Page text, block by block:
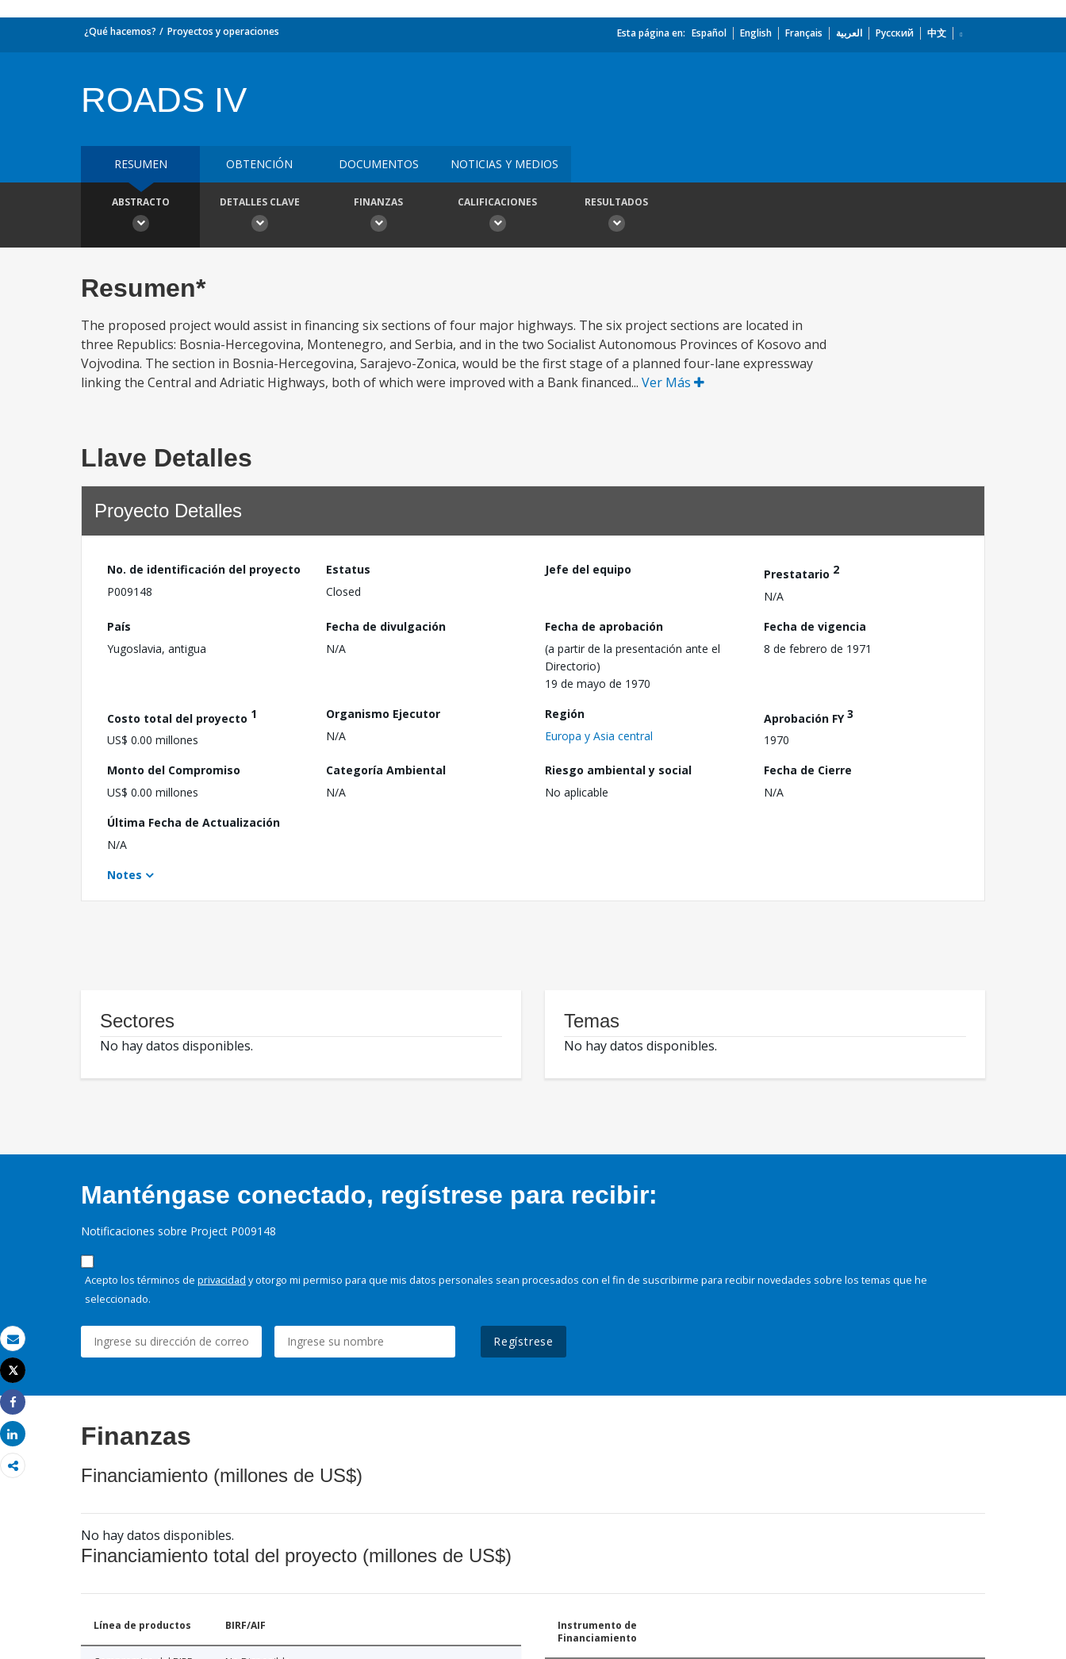
Correo electrónico
Imprimir
Tweet
Share
Share
¿Qué hacemos? Proyectos y operaciones Esta página en: Español English Français العربية Русский 中文
ROADS IV
RESUMEN OBTENCIÓN DOCUMENTOS NOTICIAS Y MEDIOS
ABSTRACTO DETALLES CLAVE FINANZAS CALIFICACIONES RESULTADOS
Resumen*
The proposed project would assist in financing six sections of four major highways. The six project sections are located in
three Republics: Bosnia-Hercegovina, Montenegro, and Serbia, and in the two Socialist Autonomous Provinces of Kosovo and
Vojvodina. The section in Bosnia-Hercegovina, Sarajevo-Zonica, would be the first stage of a planned four-lane expressway
linking the Central and Adriatic Highways, both of which were improved with a Bank financed... Ver Más
Llave Detalles
Proyecto Detalles
No. de identificación del proyecto
P009148
Estatus
Closed
Jefe del equipo Prestatario 2
N/A
País
Yugoslavia, antigua
Fecha de divulgación
N/A
Fecha de aprobación
(a partir de la presentación ante el
Directorio)
19 de mayo de 1970
Fecha de vigencia
8 de febrero de 1971
Costo total del proyecto 1
US$ 0.00 millones
Organismo Ejecutor
N/A
Región
Europa y Asia central
Aprobación FY3
1970
Monto del Compromiso
US$ 0.00 millones
Categoría Ambiental
N/A
Riesgo ambiental y social
No aplicable
Fecha de Cierre
N/A
Última Fecha de Actualización
N/A
Notes
Sectores
No hay datos disponibles.
Temas
No hay datos disponibles.
Manténgase conectado, regístrese para recibir:
Notificaciones sobre Project P009148
Acepto los términos de privacidad y otorgo mi permiso para que mis datos personales sean procesados con el fin de suscribirme para recibir novedades sobre los temas que he
seleccionado.
Regístrese
Finanzas
Financiamiento (millones de US$)
No hay datos disponibles.
Financiamiento total del proyecto (millones de US$)
Línea de productos BIRF/AIF
Instrumento de
Financiamiento